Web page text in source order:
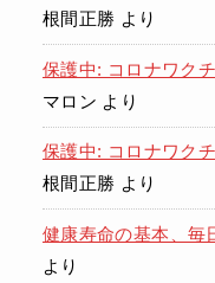
根間正勝 より
保護中: コロナワク
マロン より
保護中: コロナワク
根間正勝 より
健康寿命の基本、毎
より